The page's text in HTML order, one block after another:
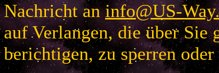
Nachricht aninfo@US-
auf Verlangen, die über Sie
berichtigen, zu sperren